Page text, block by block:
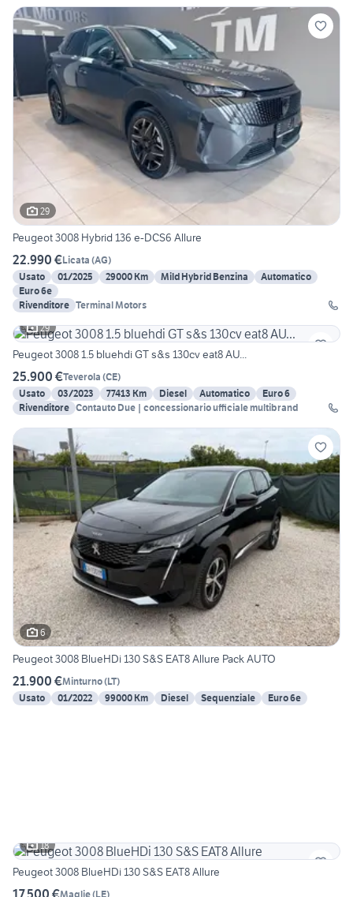
29
Peugeot 3008 Hybrid 136 e-DCS6 Allure
22.990 €Licata (AG)
Usato
01/2025 29000 Km Mild Hybrid Benzina
Automatico
Euro 6e
Rivenditore Terminal Motors
29
Peugeot 3008 1.5 bluehdi GT s&s 130cv eat8 AU...
25.900 €Teverola (CE)
Usato
03/2023 77413 Km Diesel Automatico
Euro 6
Rivenditore Contauto Due | concessionario ufficiale multibrand
6
Peugeot 3008 BlueHDi 130 S&S EAT8 Allure Pack AUTO
21.900 €Minturno(LT)
Usato
01/2022 99000 Km Diesel Sequenziale Euro 6e
18
Peugeot 3008 BlueHDi 130 S&S EAT8 Allure
Maglie(LE)